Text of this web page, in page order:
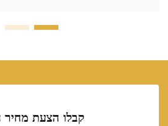
קבלו הצעת מחיר